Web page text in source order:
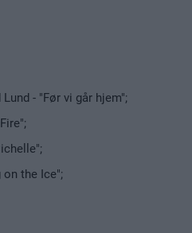
- "Før vi går hjem";
on the Ice";